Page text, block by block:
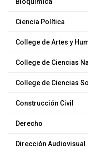
Ciencia Política
College de Artes y
College de Ciencias
College de Ciencias
Construcción Civil
Derecho
Dirección Audiovisual